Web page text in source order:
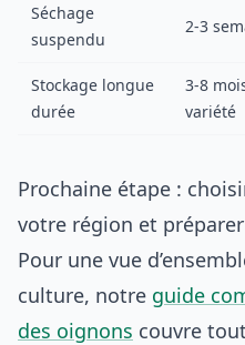
Séchage
suspendu
2-3
Stockage longue
durée
3-8
variété
Prochaine étape :
votre région et
Pour une vue
culture, notre guide
des oignons couvre